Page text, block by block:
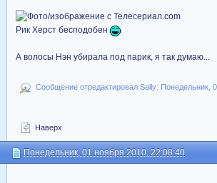
Рик Херст бесподобен
А волосы Нэн убирала под парик, я так думаю...
Сообщение отредактировал Sally: Понедельник,
Наверх
Понедельник, 01 ноября 2010, 22:08:40